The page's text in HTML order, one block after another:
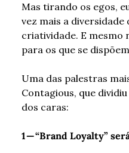
Mas tirando os egos,
vez mais a
criatividade. E mesmo
para os que se
Uma das palestras
Contagious, que
dos caras:
1 — “Brand Loyalty”